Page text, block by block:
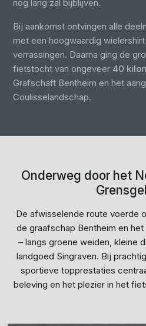
nog lang zal bijblijven.
Bij aankomst ontvingen alle
met een hoogwaardig
verrassingen. Daarna ging de
fietstocht van ongeveer 40
Grafschaft Bentheim en het
Coulisselandschap.
Onderweg door het
De afwisselende route voerde
de graafschap Bentheim en
– langs groene weiden, kleine
landgoed Singraven. Bij
sportieve topprestaties
beleving en het plezier in het